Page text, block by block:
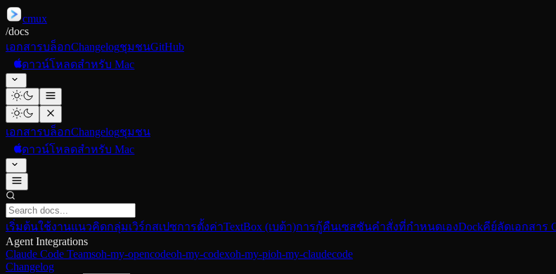
cmux
/docs
เอกสารบล็อกChangelogชุมชนGitHub
ดาวน์โหลดสำหรับ Mac
เอกสารบล็อกChangelogชุมชน
ดาวน์โหลดสำหรับ Mac
เริ่มต้นใช้งานแนวคิดกลุ่มเวิร์กสเปซการตั้งค่าTextBox (เบต้า)การกู้คืนเซสชันคำสั่งที่กำหนดเองDockคีย์ลัดเอกสาร
Agent Integrations
Claude Code Teamsoh-my-opencodeoh-my-codexoh-my-pioh-my-claudecode
Changelog